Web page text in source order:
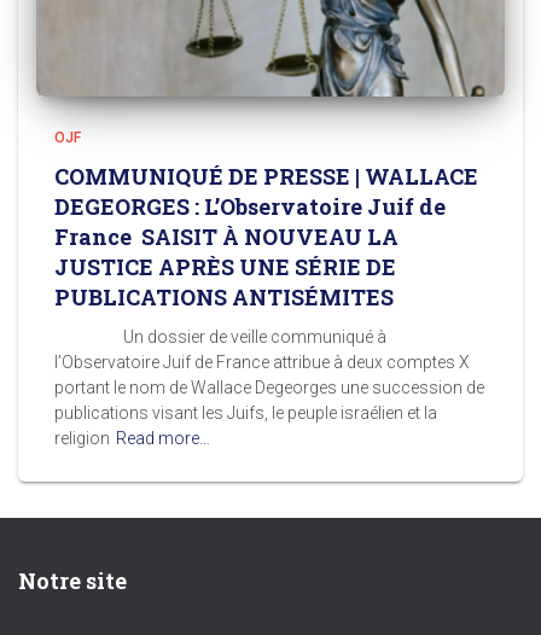
OJF
COMMUNIQUÉ DE PRESSE | WALLACE
DEGEORGES : L’Observatoire Juif de
France SAISIT À NOUVEAU LA
JUSTICE APRÈS UNE SÉRIE DE
PUBLICATIONS ANTISÉMITES
Un dossier de veille communiqué à
l’Observatoire Juif de France attribue à deux comptes X
portant le nom de Wallace Degeorges une succession de
publications visant les Juifs, le peuple israélien et la
religion Read more…
Notre site